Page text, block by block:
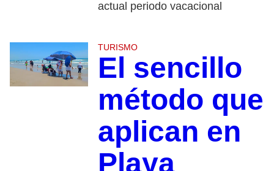
actual periodo vacacional
TURISMO
El sencillo
método que
aplican en
Playa